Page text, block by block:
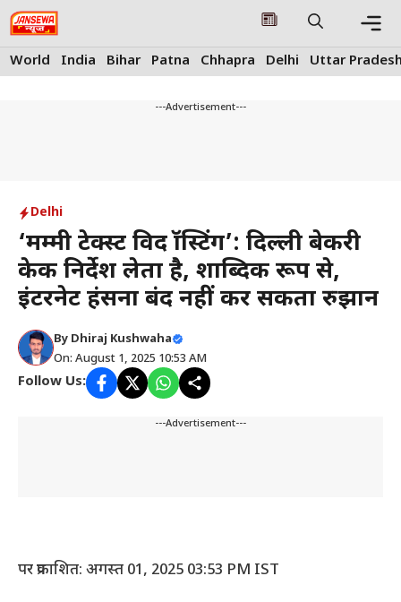
Skip
to
content
World India Bihar Patna Chhapra Delhi Uttar
---Advertisement---
Delhi
‘मम्मी टेक्स्ट विद फ्रॉस्टिंग’: दिल्ली बेकरी
केक निर्देश लेता है, शाब्दिक रूप से,
इंटरनेट हंसना बंद नहीं कर सकता रुझान
By Dhiraj Kushwaha
On: August 1, 2025 10:53 AM
Follow Us:
---Advertisement---
पर प्रकाशित: अगस्त 01, 2025 03:53 PM IST